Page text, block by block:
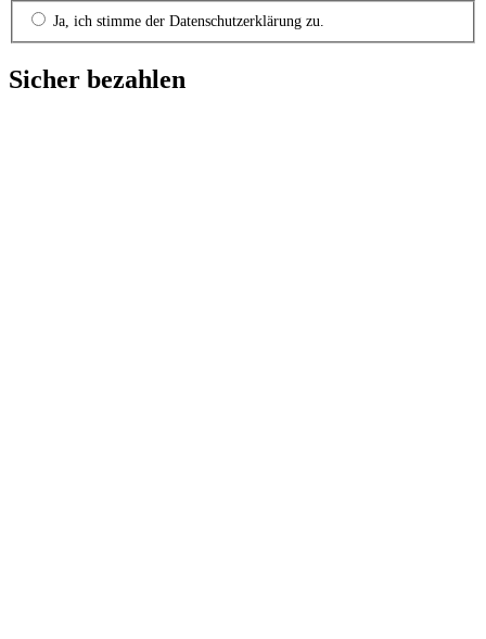
Ja, ich stimme der Datenschutzerklärung zu.
Sicher bezahlen